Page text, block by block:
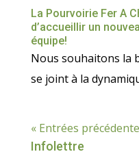
La Pourvoirie Fer A
d’accueillir un
équipe!
Nous souhaitons la
se joint à la
« Entrées
Infolettre